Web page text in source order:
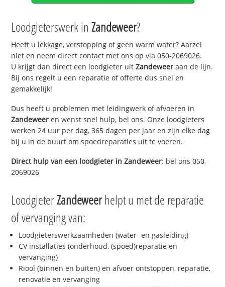
Loodgieterswerk inZandeweer?
Heeft u lekkage, verstopping of geen warm water? Aarzel
niet en neem direct contact met ons op via 050-2069026.
U krijgt dan direct een loodgieter uitZandeweer aan de lijn.
Bij ons regelt u een reparatie of offerte dus snel en
gemakkelijk!
Dus heeft u problemen met leidingwerk of afvoeren in
Zandeweer en wenst snel hulp, bel ons. Onze loodgieters
werken 24 uur per dag, 365 dagen per jaar en zijn elke dag
bij u in de buurt om spoedreparaties uit te voeren.
Direct hulp van een loodgieter inZandeweer: bel ons 050-
2069026
LoodgieterZandeweerhelpt u met de reparatie
of vervanging van:
Loodgieterswerkzaamheden (water- en gasleiding)
CV installaties (onderhoud, (spoed)reparatie en
vervanging)
Riool (binnen en buiten) en afvoer ontstoppen, reparatie,
renovatie en vervanging